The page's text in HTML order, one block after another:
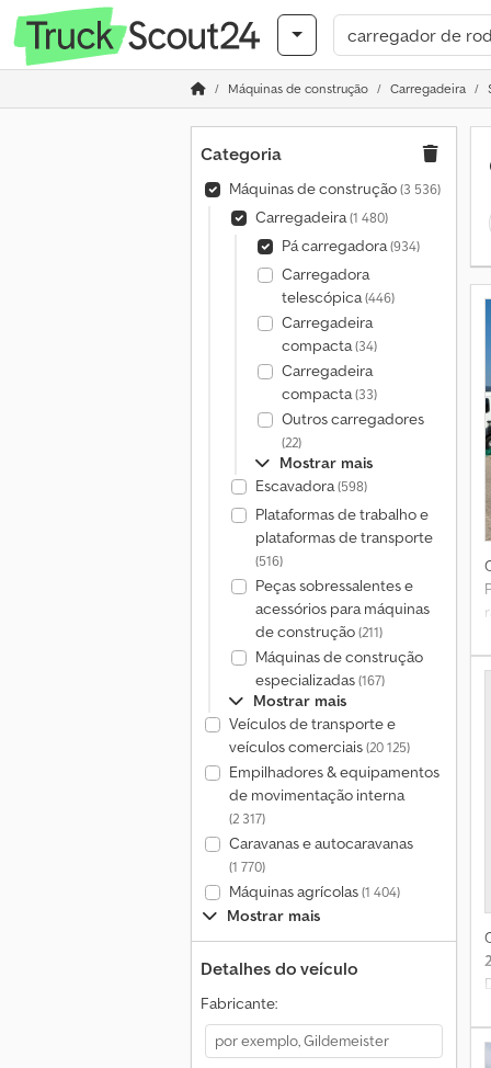
Máquinas de construção Carregadeira
Categoria
Máquinas de construção(3 536)
Carregadeira(1 480)
Pá carregadora(934)
Carregadora
telescópica(446)
Carregadeira
compacta(34)
Carregadeira
compacta(33)
Outros carregadores
(22)
Mostrar mais
Escavadora(598)
Plataformas de trabalho e
plataformas de transporte
(516)
Peças sobressalentes e
acessórios para máquinas
de construção(211)
Máquinas de construção
especializadas(167)
Mostrar mais
Veículos de transporte e
veículos comerciais(20 125)
Empilhadores & equipamentos
de movimentação interna
(2 317)
Caravanas e autocaravanas
(1 770)
Máquinas agrícolas(1 404)
Mostrar mais
Detalhes do veículo
Fabricante: